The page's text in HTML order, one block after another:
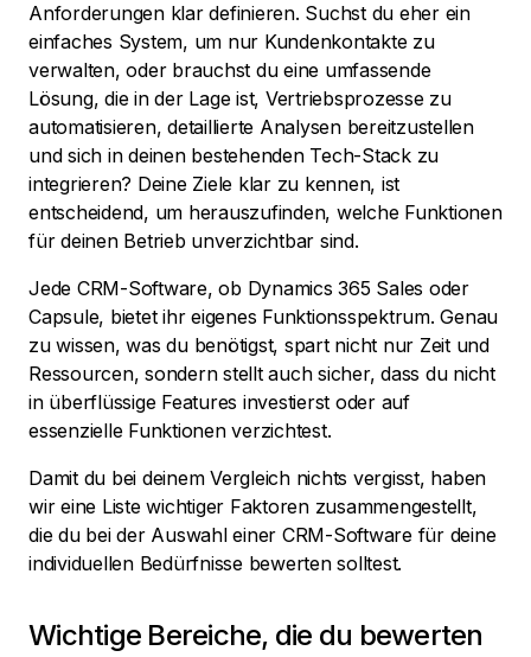
Anforderungen klar definieren. Suchst du eher ein
einfaches System, um nur Kundenkontakte zu
verwalten, oder brauchst du eine umfassende
Lösung, die in der Lage ist, Vertriebsprozesse zu
automatisieren, detaillierte Analysen bereitzustellen
und sich in deinen bestehenden Tech-Stack zu
integrieren? Deine Ziele klar zu kennen, ist
entscheidend, um herauszufinden, welche Funktionen
für deinen Betrieb unverzichtbar sind.
Jede CRM-Software, ob Dynamics 365 Sales oder
Capsule, bietet ihr eigenes Funktionsspektrum. Genau
zu wissen, was du benötigst, spart nicht nur Zeit und
Ressourcen, sondern stellt auch sicher, dass du nicht
in überflüssige Features investierst oder auf
essenzielle Funktionen verzichtest.
Damit du bei deinem Vergleich nichts vergisst, haben
wir eine Liste wichtiger Faktoren zusammengestellt,
die du bei der Auswahl einer CRM-Software für deine
individuellen Bedürfnisse bewerten solltest.
Wichtige Bereiche, die du bewerten